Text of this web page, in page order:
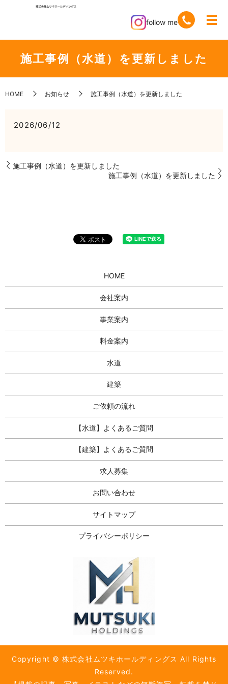
follow me
施工事例（水道）を更新しました
HOME お知らせ 施工事例（水道）を更新しました
2026/06/12
施工事例（水道）を更新しました
施工事例（水道）を更新しました
HOME
会社案内
事業案内
料金案内
水道
建築
ご依頼の流れ
【水道】よくあるご質問
【建築】よくあるご質問
求人募集
お問い合わせ
サイトマップ
プライバシーポリシー
Copyright © 株式会社ムツキホールディングス All Rights
Reserved.